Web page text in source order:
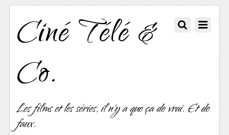
Ciné Télé &
Co.
Les films et les séries, il n'y a que ça de vrai. Et de
faux.